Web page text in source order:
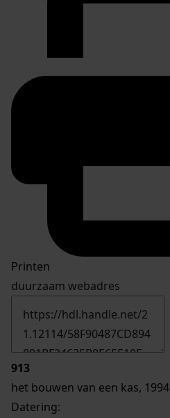
Printen
duurzaam webadres
913
het bouwen van een kas, 1994
Datering: